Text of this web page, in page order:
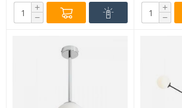
+
−
+
−